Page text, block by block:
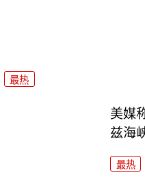
最热
美媒
兹海
最热